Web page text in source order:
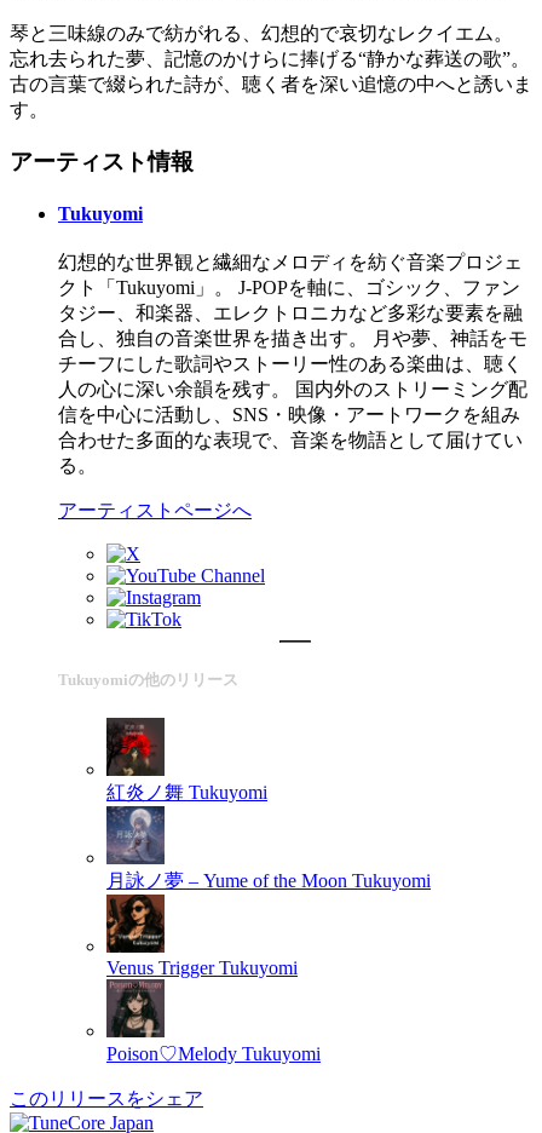
琴と三味線のみで紡がれる、幻想的で哀切なレクイエム。
忘れ去られた夢、記憶のかけらに捧げる“静かな葬送の歌”。
古の言葉で綴られた詩が、聴く者を深い追憶の中へと誘いま
す。
アーティスト情報
Tukuyomi
幻想的な世界観と繊細なメロディを紡ぐ音楽プロジェ
クト「Tukuyomi」。 J-POPを軸に、ゴシック、ファン
タジー、和楽器、エレクトロニカなど多彩な要素を融
合し、独自の音楽世界を描き出す。 月や夢、神話をモ
チーフにした歌詞やストーリー性のある楽曲は、聴く
人の心に深い余韻を残す。 国内外のストリーミング配
信を中心に活動し、SNS・映像・アートワークを組み
合わせた多面的な表現で、音楽を物語として届けてい
る。
アーティストページへ
Tukuyomiの他のリリース
紅炎ノ舞 Tukuyomi
月詠ノ夢 – Yume of the Moon Tukuyomi
Venus Trigger Tukuyomi
Poison♡Melody Tukuyomi
このリリースをシェア